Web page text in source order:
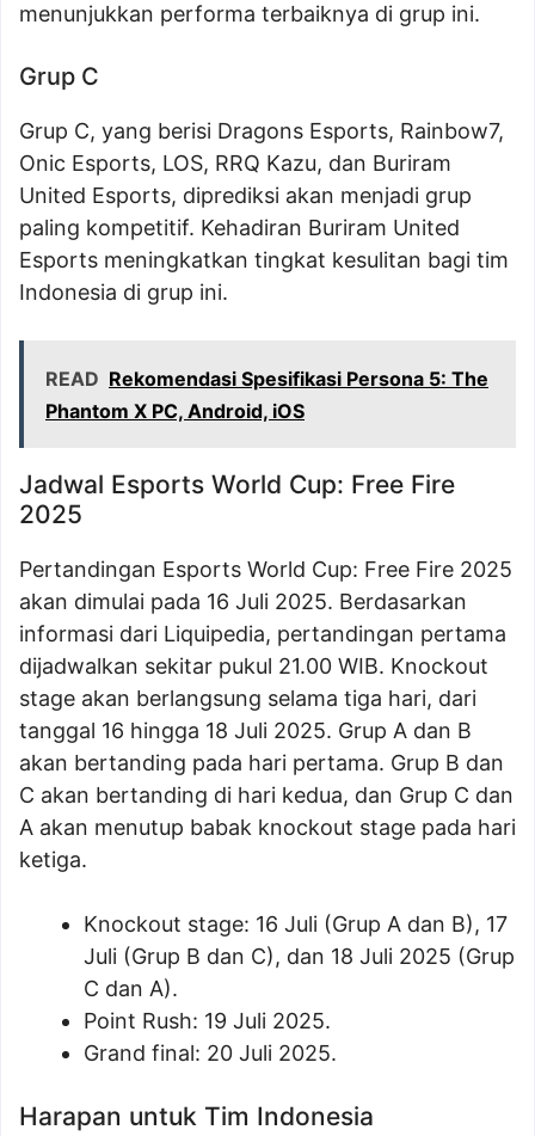
menunjukkan performa terbaiknya di grup ini.
Grup C
Grup C, yang berisi Dragons Esports, Rainbow7,
Onic Esports, LOS, RRQ Kazu, dan Buriram
United Esports, diprediksi akan menjadi grup
paling kompetitif. Kehadiran Buriram United
Esports meningkatkan tingkat kesulitan bagi tim
Indonesia di grup ini.
READ Rekomendasi Spesifikasi Persona 5: The
Phantom X PC, Android, iOS
Jadwal Esports World Cup: Free Fire
2025
Pertandingan Esports World Cup: Free Fire 2025
akan dimulai pada 16 Juli 2025. Berdasarkan
informasi dari Liquipedia, pertandingan pertama
dijadwalkan sekitar pukul 21.00 WIB. Knockout
stage akan berlangsung selama tiga hari, dari
tanggal 16 hingga 18 Juli 2025. Grup A dan B
akan bertanding pada hari pertama. Grup B dan
C akan bertanding di hari kedua, dan Grup C dan
A akan menutup babak knockout stage pada hari
ketiga.
Knockout stage: 16 Juli (Grup A dan B), 17
Juli (Grup B dan C), dan 18 Juli 2025 (Grup
C dan A).
Point Rush: 19 Juli 2025.
Grand final: 20 Juli 2025.
Harapan untuk Tim Indonesia